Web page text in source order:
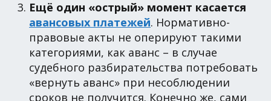
Ещё один «острый» момент касается
авансовых платежей. Нормативно-
правовые акты не оперируют такими
категориями, как аванс – в случае
судебного разбирательства потребовать
«вернуть аванс» при несоблюдении
сроков не получится. Конечно же, сами